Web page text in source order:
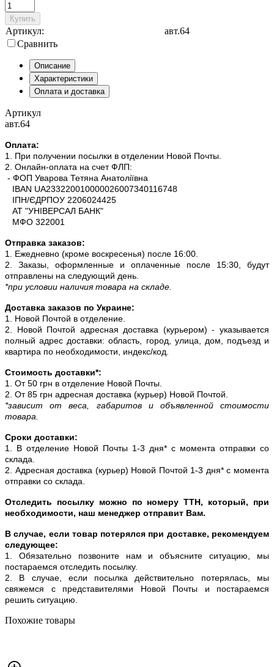
Купить
Артикул:
авт.64
Сравнить
Описание
Характеристики
Оплата и доставка
Артикул
авт.64
Оплата:
1. При получении посылки в отделении Новой Почты.
2. Онлайн-оплата на счет ФЛП:
- ФОП Уварова Тетяна Анатоліївна
IBAN UA233220010000026007340116748
ІПН/ЄДРПОУ 2206024425
АТ "УНІВЕРСАЛ БАНК"
МФО 322001
Отправка заказов:
1. Ежедневно (кроме воскресенья) после 16:00.
2. Заказы, оформленные и оплаченные после 15:30, будут
отправлены на следующий день.
*при условии наличия товара на складе.
Доставка заказов по Украине:
1. Новой Почтой в отделение.
2. Новой Почтой адресная доставка (курьером) - указывается
полный адрес доставки: область, город, улица, дом, подъезд и
квартира по необходимости, индекс/код.
Стоимость доставки*:
1. От 50 грн в отделение Новой Почты.
2. От 85 грн адресная доставка (курьер) Новой Почтой.
*зависит от веса, габаритов и объявленной стоимости
товара.
Сроки доставки:
1. В отделение Новой Почты 1-3 дня* с момента отправки со
склада.
2. Адресная доставка (курьер) Новой Почтой 1-3 дня* с момента
отправки со склада.
Отследить посылку можно по номеру ТТН, который, при
необходимости, наш менеджер отправит Вам.
В случае, если товар потерялся при доставке, рекомендуем
следующее:
1. Обязательно позвоните нам и объясните ситуацию, мы
постараемся отследить посылку.
2. В случае, если посылка действительно потерялась, мы
свяжемся с представителями Новой Почты и постараемся
решить ситуацию.
Похожие товары